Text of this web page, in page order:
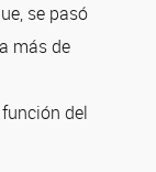
se pasó
más de
del